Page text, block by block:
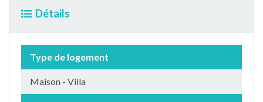
Détails
Type de logement
Maison - Villa